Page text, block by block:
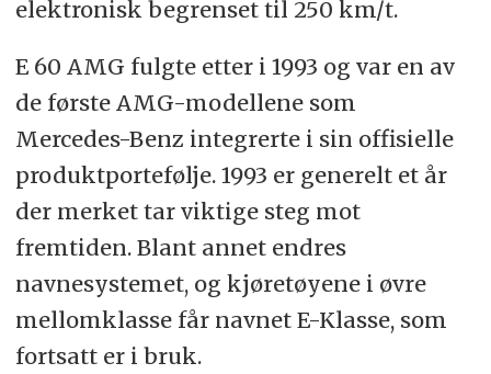
elektronisk begrenset til 250 km/t.
E 60 AMG fulgte etter i 1993 og var en av
de første AMG-modellene som
Mercedes-Benz integrerte i sin offisielle
produktportefølje. 1993 er generelt et år
der merket tar viktige steg mot
fremtiden. Blant annet endres
navnesystemet, og kjøretøyene i øvre
mellomklasse får navnet E-Klasse, som
fortsatt er i bruk.